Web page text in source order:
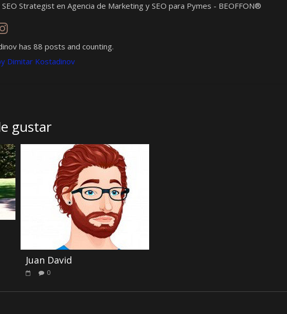
SEO Strategist en Agencia de Marketing y SEO para Pymes - BEOFFON®
has 88 posts and counting.
Dimitar Kostadinov
gustar
Juan David
0